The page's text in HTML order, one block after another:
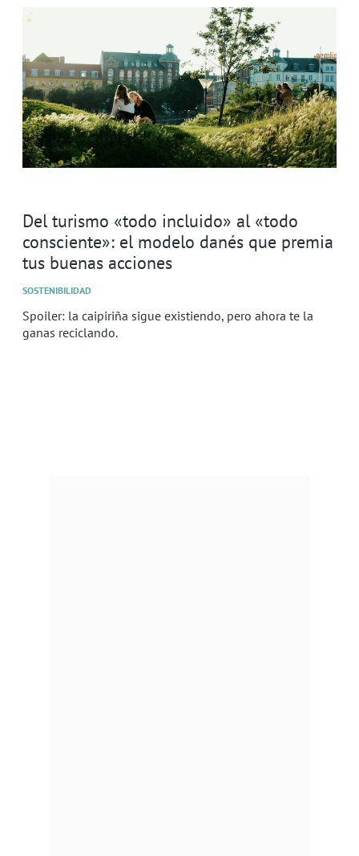
Del turismo «todo incluido» al «todo
consciente»: el modelo danés que premia
tus buenas acciones
SOSTENIBILIDAD
Spoiler: la caipiriña sigue existiendo, pero ahora te la
ganas reciclando.